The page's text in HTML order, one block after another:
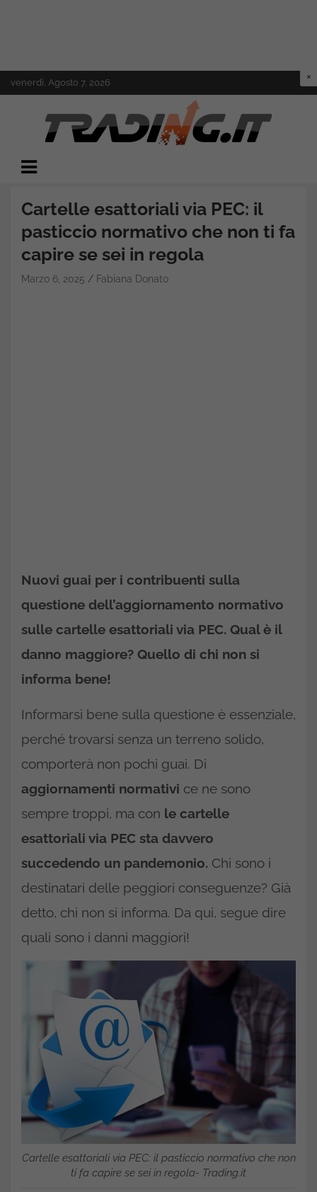
to
venerdì, Agosto 7, 2026
Trading.it
Cartelle esattoriali via PEC: il
pasticcio normativo che non ti fa
capire se sei in regola
Marzo 6, 2025 Fabiana Donato
Nuovi guai per i contribuenti sulla
questione dell’aggiornamento normativo
sulle cartelle esattoriali via PEC. Qual è il
danno maggiore? Quello di chi non si
informa bene!
Informarsi bene sulla questione è essenziale,
perché trovarsi senza un terreno solido,
comporterà non pochi guai. Di
aggiornamenti normativi ce ne sono
sempre troppi, ma con le cartelle
esattoriali via PEC sta davvero
succedendo un pandemonio. Chi sono i
destinatari delle peggiori conseguenze? Già
detto, chi non si informa. Da qui, segue dire
quali sono i danni maggiori!
Cartelle esattoriali via PEC: il pasticcio normativo che non
ti fa capire se sei in regola- Trading.it